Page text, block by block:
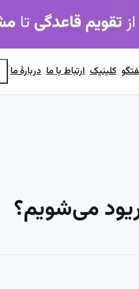
کلینیک ارتباط با ما دربارۀ ما
می‌شویم؟